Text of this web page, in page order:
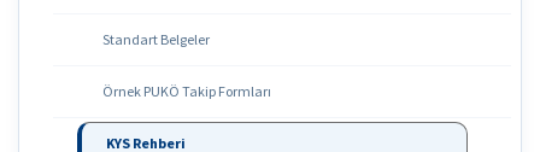
Standart Belgeler
Örnek PUKÖ Takip Formları
KYS Rehberi